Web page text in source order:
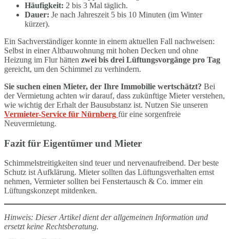
Häufigkeit: 2 bis 3 Mal täglich.
Dauer: Je nach Jahreszeit 5 bis 10 Minuten (im Winter
kürzer).
Ein Sachverständiger konnte in einem aktuellen Fall nachweisen:
Selbst in einer Altbauwohnung mit hohen Decken und ohne
Heizung im Flur hätten zwei bis drei Lüftungsvorgänge pro Tag
gereicht, um den Schimmel zu verhindern.
Sie suchen einen Mieter, der Ihre Immobilie wertschätzt? Bei
der Vermietung achten wir darauf, dass zukünftige Mieter verstehen,
wie wichtig der Erhalt der Bausubstanz ist. Nutzen Sie unseren
Vermieter-Service für Nürnberg für eine sorgenfreie
Neuvermietung.
Fazit für Eigentümer und Mieter
Schimmelstreitigkeiten sind teuer und nervenaufreibend. Der beste
Schutz ist Aufklärung. Mieter sollten das Lüftungsverhalten ernst
nehmen, Vermieter sollten bei Fenstertausch & Co. immer ein
Lüftungskonzept mitdenken.
Hinweis: Dieser Artikel dient der allgemeinen Information und
ersetzt keine Rechtsberatung.